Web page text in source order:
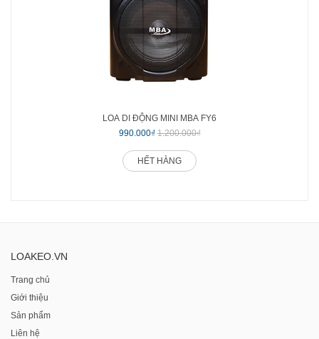
LOA DI ĐỘNG MINI MBA FY6
990.000₫ 1.200.000₫
HẾT HÀNG
LOAKEO.VN
Trang chủ
Giới thiệu
Sản phẩm
Liên hệ